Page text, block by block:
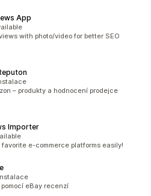
App
with photo/video for better SEO
– produkty a hodnocení prodejce
Importer
favorite e-commerce platforms easily!
eBay recenzí